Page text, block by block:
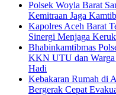
Polsek Woyla Barat
Kemitraan Jaga
Kapolres Aceh Barat
Sinergi Menjaga
Bhabinkamtibmas
KKN UTU dan
Hadi
Kebakaran Rumah di
Bergerak Cepat